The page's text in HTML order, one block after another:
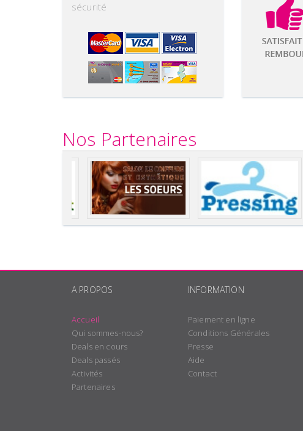
sécurité
Nos Partenaires
A PROPOS
Accueil
Qui sommes-nous?
Deals en cours
Deals passés
Activités
Partenaires
INFORMATION
Paiement en ligne
Conditions Générales
Presse
Aide
Contact